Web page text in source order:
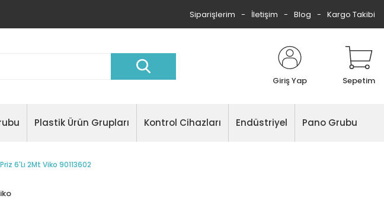
Siparişlerim İletişim Blog Kargo Takibi
Giriş Yap Sepetim
Plastik Ürün Grupları Kontrol Cihazları Endüstriyel Pano Grubu
6'Lı 2Mt Viko 90113602